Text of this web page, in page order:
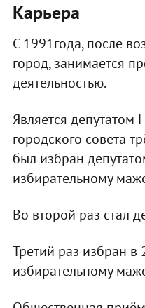
Карьера
С 1991года, после
город, занимается
деятельностью.
Является депутатом
городского совета
был избран
избирательному
Во второй раз стал
Третий раз избран в
избирательному